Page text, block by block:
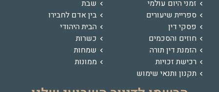
זמני היום עולמי
ספריית שיעורים
פסקי דין
חוזים והסכמים
הזמנת דין תורה
רכישת זכויות
תקנון ותנאי שימוש
שבת
בין אדם לחבירו
הבית היהודי
כשרות
שמחות
ממונות